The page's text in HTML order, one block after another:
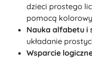
dzieci prostego
pomocą
Nauka alfabetu i
układanie
Wsparcie